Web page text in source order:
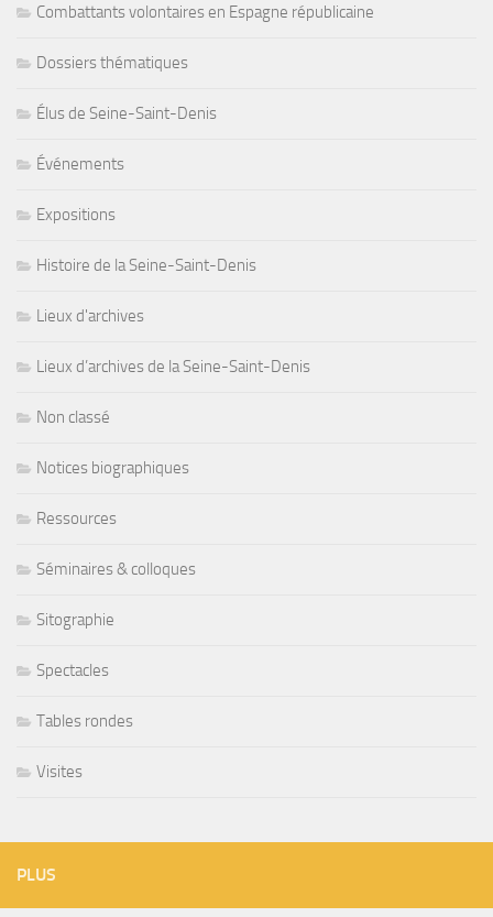
Combattants volontaires en Espagne républicaine
Dossiers thématiques
Élus de Seine-Saint-Denis
Événements
Expositions
Histoire de la Seine-Saint-Denis
Lieux d'archives
Lieux d’archives de la Seine-Saint-Denis
Non classé
Notices biographiques
Ressources
Séminaires & colloques
Sitographie
Spectacles
Tables rondes
Visites
PLUS